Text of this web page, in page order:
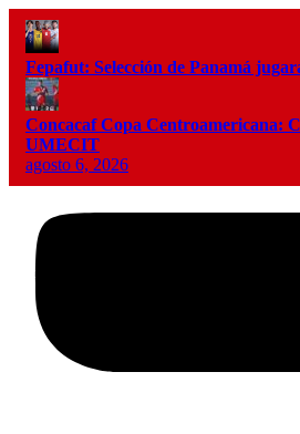
Fepafut: Selección de Panamá
Concacaf Copa Centroamericana:
UMECIT
agosto 6, 2026